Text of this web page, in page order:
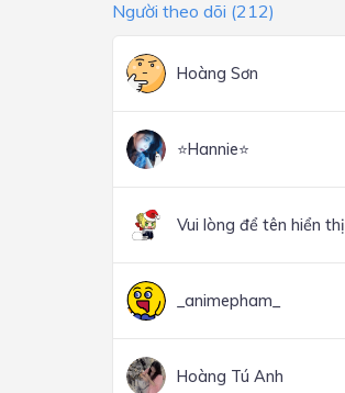
Người theo dõi (212)
Hoàng Sơn
⭐Hannie⭐
Vui lòng để tên hiển thị
_animepham_
Hoàng Tú Anh